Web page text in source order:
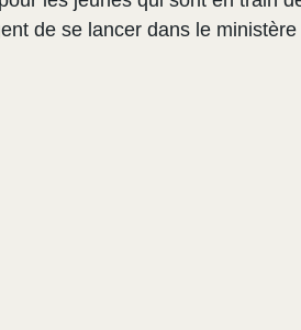
de se lancer dans le ministère